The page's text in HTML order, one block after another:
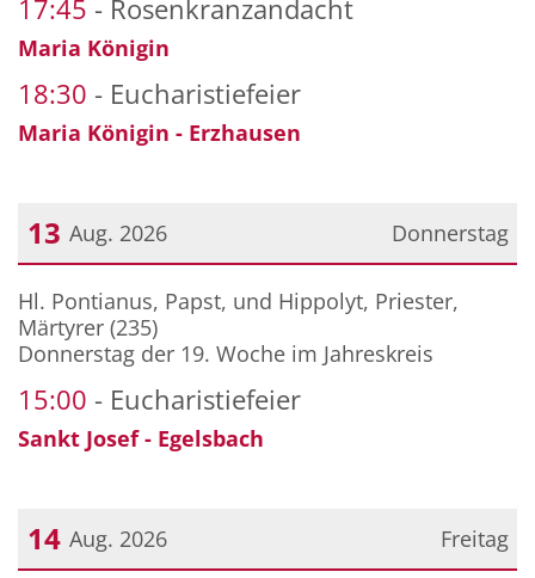
17:45 Rosenkranzandacht
Maria Königin
18:30 Eucharistiefeier
Maria Königin - Erzhausen
Donnerstag
13 Aug. 2026
Datum: 13. August 2026
Hl. Pontianus, Papst, und Hippolyt, Priester,
Märtyrer (235)
Donnerstag der 19. Woche im Jahreskreis
15:00 Eucharistiefeier
Sankt Josef - Egelsbach
Freitag
14 Aug. 2026